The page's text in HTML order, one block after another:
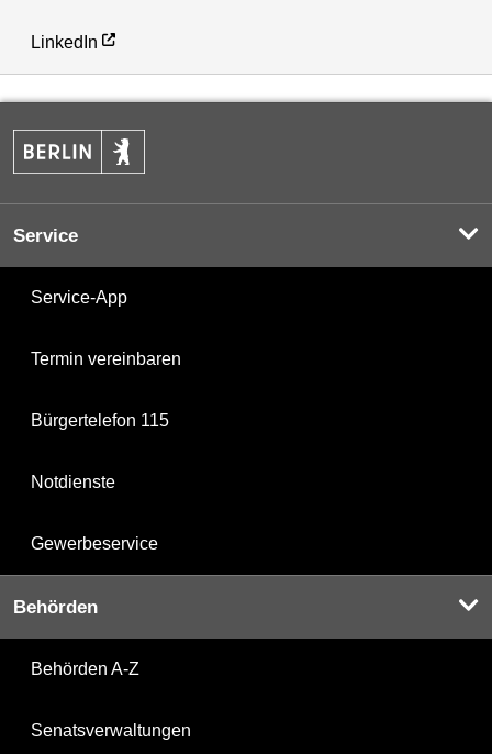
LinkedIn
Service
Service-App
Termin vereinbaren
Bürgertelefon 115
Notdienste
Gewerbeservice
Behörden
Behörden A-Z
Senatsverwaltungen